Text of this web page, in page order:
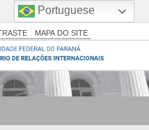
Simplifique!
Comunica BR
Participe
Legislação
MAPA DO SITE
Portuguese